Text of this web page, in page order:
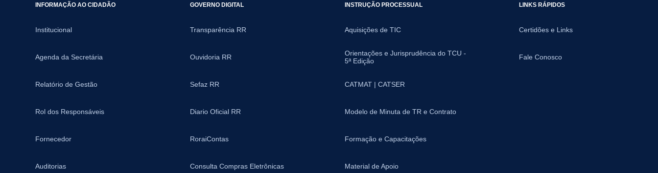
INFORMAÇÃO AO CIDADÃO
Institucional
Agenda da Secretária
Relatório de Gestão
Rol dos Responsáveis
Fornecedor
Auditorias
GOVERNO DIGITAL
Transparência RR
Ouvidoria RR
Sefaz RR
Diario Oficial RR
RoraiContas
Consulta Compras Eletrônicas
INSTRUÇÃO PROCESSUAL
Aquisições de TIC
Orientações e Jurisprudência do TCU -
5ª Edição
CATMAT | CATSER
Modelo de Minuta de TR e Contrato
Formação e Capacitações
Material de Apoio
LINKS RÁPIDOS
Certidões e Links
Fale Conosco